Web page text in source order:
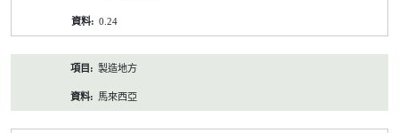
0.24
製造地方
馬來西亞